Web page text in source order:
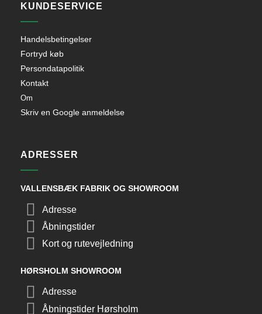
KUNDESERVICE
Handelsbetingelser
Fortryd køb
Persondatapolitik
Kontakt
Om
Skriv en Google anmeldelse
ADRESSER
VALLENSBÆK FABRIK OG SHOWROOM
Adresse
Åbningstider
Kort og rutevejledning
HØRSHOLM SHOWROOM
Adresse
Åbningstider Hørsholm